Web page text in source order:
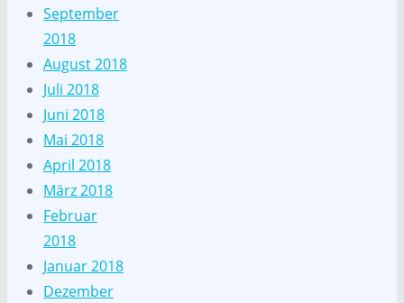
September
2018
August 2018
Juli 2018
Juni 2018
Mai 2018
April 2018
März 2018
Februar
2018
Januar 2018
Dezember